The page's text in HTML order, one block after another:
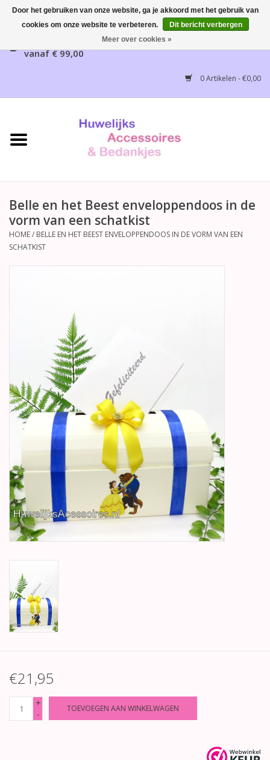
Gratis verzending mogelijk, NL vanaf € 65,00, België
vanaf € 99,00
0 Artikelen - €0,00
Home
Bruidsaccessoires
Huwelijksreceptie
Geboorte, Doop en
Communie
SALE
Belle en het Beest enveloppendoos in de
vorm van een schatkist
HOME/ BELLE EN HET BEEST ENVELOPPENDOOS IN DE VORM VAN EEN
SCHATKIST
€21,95
+
-
TOEVOEGEN AAN WINKELWAGEN
Door het gebruiken van onze website, ga je akkoord met het gebruik van
cookies om onze website te verbeteren.
Dit bericht verbergen
Meer over cookies »